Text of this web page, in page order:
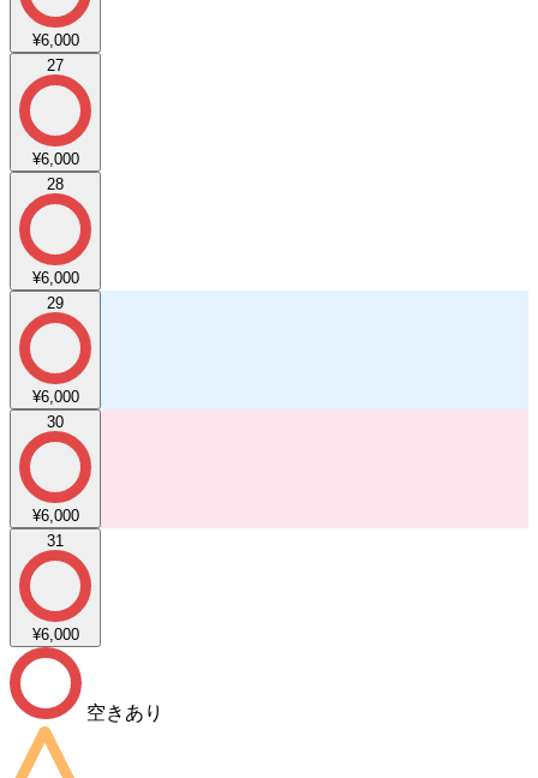
¥6,000
27
¥6,000
28
¥6,000
29
¥6,000
30
¥6,000
31
¥6,000
空きあり